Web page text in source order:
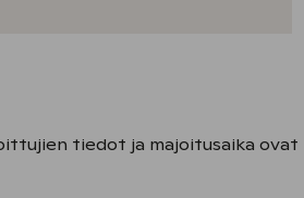
tiedot ja majoitusaika ovat